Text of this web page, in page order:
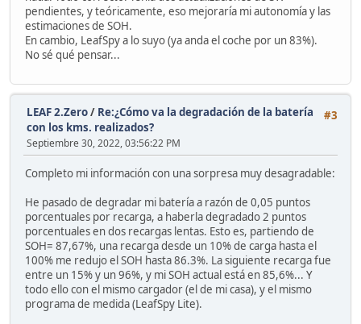
pendientes, y teóricamente, eso mejoraría mi autonomía y las
estimaciones de SOH.
En cambio, LeafSpy a lo suyo (ya anda el coche por un 83%).
No sé qué pensar...
#3
LEAF 2.Zero/ Re:¿Cómo va la degradación de la batería
con los kms. realizados?
Septiembre 30, 2022, 03:56:22 PM
Completo mi información con una sorpresa muy desagradable:
He pasado de degradar mi batería a razón de 0,05 puntos
porcentuales por recarga, a haberla degradado 2 puntos
porcentuales en dos recargas lentas. Esto es, partiendo de
SOH= 87,67%, una recarga desde un 10% de carga hasta el
100% me redujo el SOH hasta 86.3%. La siguiente recarga fue
entre un 15% y un 96%, y mi SOH actual está en 85,6%... Y
todo ello con el mismo cargador (el de mi casa), y el mismo
programa de medida (LeafSpy Lite).